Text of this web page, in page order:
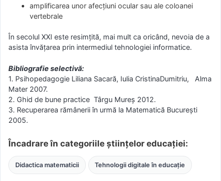
amplificarea unor afecțiuni ocular sau ale coloanei
vertebrale
În secolul XXI este resimțită, mai mult ca oricând, nevoia de a
asista învățarea prin intermediul tehnologiei informatice.
Bibliografie selectivă:
1. Psihopedagogie Liliana Sacară, Iulia CristinaDumitriu, Alma
Mater 2007.
2. Ghid de bune practice Târgu Mureș 2012.
3. Recuperarea rămânerii în urmă la Matematică București
2005.
Încadrare în categoriile științelor educației:
Didactica matematicii Tehnologii digitale în educație